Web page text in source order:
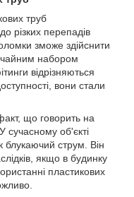
труб
різких перепадів
зможе здійснити
набором
відрізняються
вони стали
що говорить на
сучасному об'єкті
блукаючий струм. Він
якщо в будинку
пластикових